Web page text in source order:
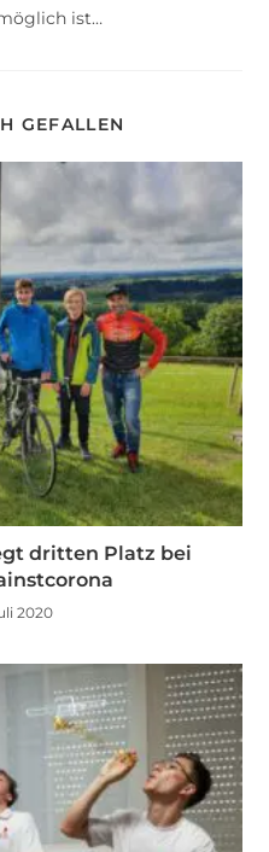
ist…
GEFALLEN
dritten Platz bei
2020